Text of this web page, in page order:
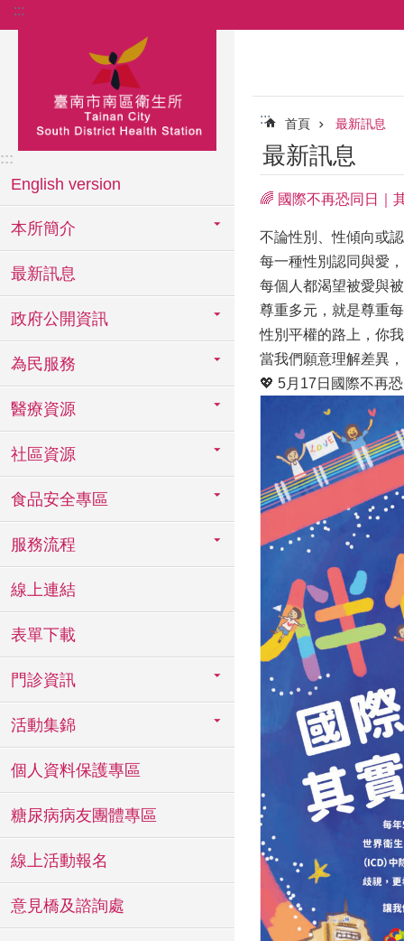
跳到主要內容區塊
:::
:::
English version
本所簡介
最新訊息
政府公開資訊
為民服務
醫療資源
社區資源
食品安全專區
服務流程
線上連結
表單下載
門診資訊
活動集錦
個人資料保護專區
糖尿病病友團體專區
線上活動報名
意見橋及諮詢處
::: 首頁 最新訊息
最新訊息
🌈 國際不再恐同日｜
不論性別、性傾向或
每一種性別認同與愛
每個人都渴望被愛與
尊重多元，就是尊重
性別平權的路上，你
當我們願意理解差異
💖 5月17日國際不再